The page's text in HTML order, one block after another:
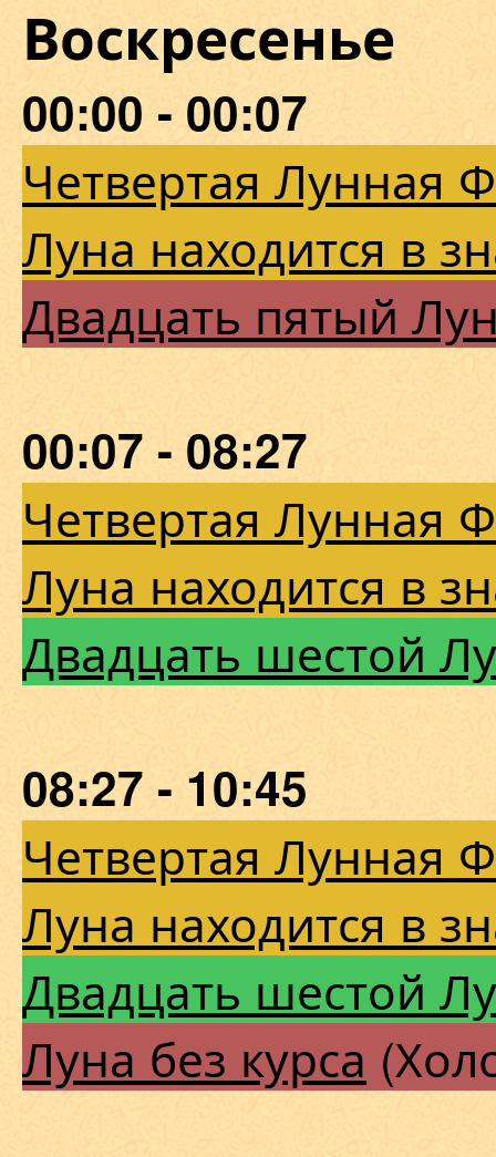
Воскресенье
00:00 - 00:07
Четвертая Лунная
Луна находится в
Двадцать пятый
00:07 - 08:27
Четвертая Лунная
Луна находится в
Двадцать шестой
08:27 - 10:45
Четвертая Лунная
Луна находится в
Двадцать шестой
Луна без курса